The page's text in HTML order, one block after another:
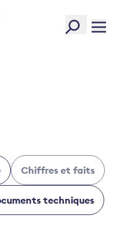
Chiffres et faits
techniques